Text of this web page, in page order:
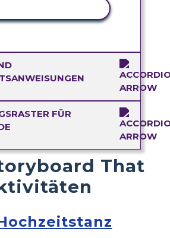
FÜR
That